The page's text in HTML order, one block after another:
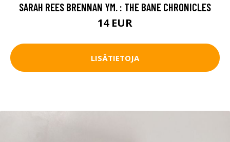
SARAH REES BRENNAN YM. : THE BANE CHRONICLES
14 EUR
LISÄTIETOJA